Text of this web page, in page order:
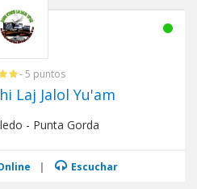
- 5 puntos
Laj Jalol Yu'am
- Punta Gorda
| Escuchar